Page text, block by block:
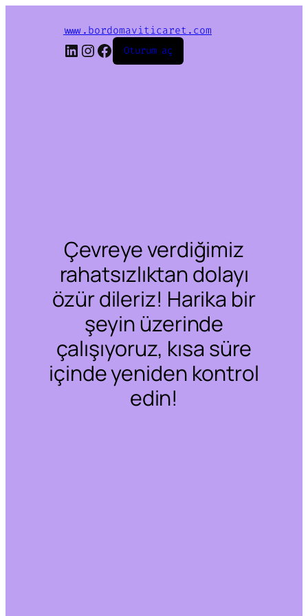
www.bordomaviticaret.com
LinkedIn
Instagram
Facebook
Oturum aç
Çevreye verdiğimiz
rahatsızlıktan dolayı
özür dileriz! Harika bir
şeyin üzerinde
çalışıyoruz, kısa süre
içinde yeniden kontrol
edin!